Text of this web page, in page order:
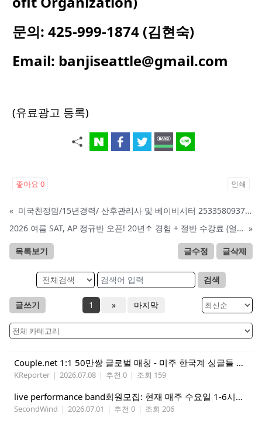
문의: 425-999-1874 (김현숙)
Email: banjiseattle@gmail.com
(유료광고 등록)
좋아요 0 인쇄
«
미국친정맘/15년경력/ 산후관리사 및 베이비시터 2533580937 mom1004usa.com / 미주전지역파견업무
2026 여름 SAT, AP 정규반 오픈! 20년↑ 경험 + 절반 수강료 (얼리버드 5%할인) »
목록보기 글수정 글삭제
검색
글쓰기 1 » 마지막
Couple.net 1:1 50만쌍 글로벌 매칭 - 미주 한국계 싱글들 모이세요
KReporter | 2026.07.08 | 추천 0 | 조회 159
live performance band회원모집: 현재 매주 수요일 1-6시에 전문 음악 Studio에서 활동중인 진짜 악기를 다루는 밴드입니다.
SecondWind | 2026.07.01 | 추천 0 | 조회 206